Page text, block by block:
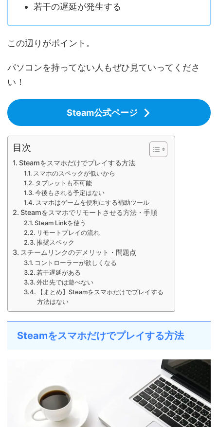
若干の遅延が発生する
この辺りがポイント。
パソコンを持ってない人もぜひ見ていってくださ
い！
Steam公式ページ
目次
Steamをスマホだけでプレイする方法
スマホのスペックが低いから
タブレットも不可能
今後もされる予定はない
スマホはゲームを便利にする補助ツール
Steamをスマホでリモートさせる方法・手順
Steam Linkを使う
リモートプレイの流れ
推奨スペック
スチームリンクのデメリット・問題点
コントローラーが欲しくなる
若干遅延がある
外出先では遊べない
【まとめ】Steamをスマホだけでプレイする
方法はない
Steamをスマホだけでプレイする方法